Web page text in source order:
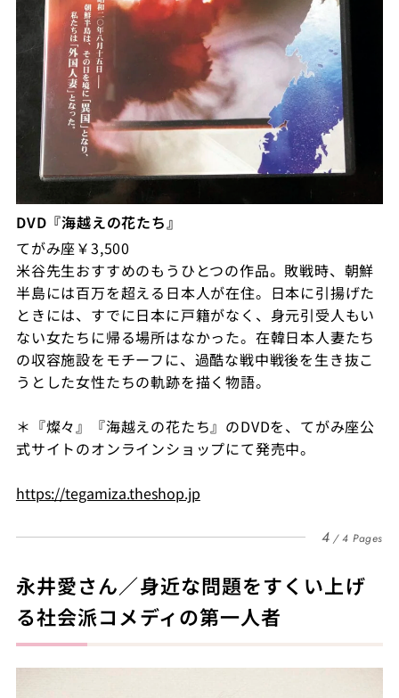
DVD『海越えの花たち』
てがみ座￥3,500
米谷先生おすすめのもうひとつの作品。敗戦時、朝鮮
半島には百万を超える日本人が在住。日本に引揚げた
ときには、すでに日本に戸籍がなく、身元引受人もい
ない女たちに帰る場所はなかった。在韓日本人妻たち
の収容施設をモチーフに、過酷な戦中戦後を生き抜こ
うとした女性たちの軌跡を描く物語。
＊『燦々』『海越えの花たち』のDVDを、てがみ座公
式サイトのオンラインショップにて発売中。
https://tegamiza.theshop.jp
4 4 Pages
永井愛さん／身近な問題をすくい上げ
る社会派コメディの第一人者